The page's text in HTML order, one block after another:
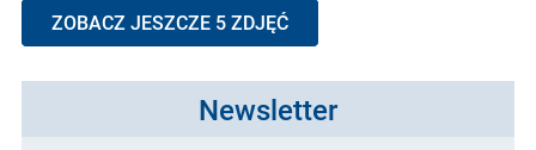
ZOBACZ JESZCZE 5 ZDJĘĆ
Newsletter